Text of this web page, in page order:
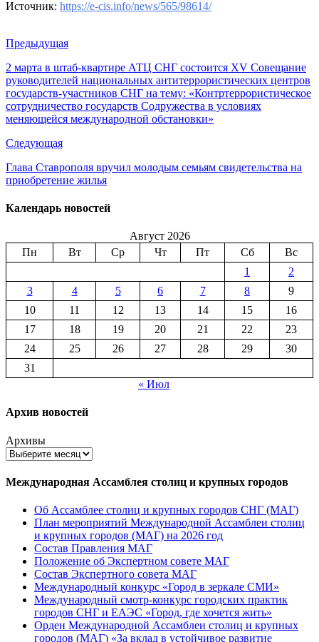
Источник: https://e-cis.info/news/565/98614/
Предыдущая
2 марта в штаб-квартире АТЦ СНГ состоится XV Совещание
руководителей национальных антитеррористических центров
государств-участников СНГ на тему: «Контртеррористическое
сотрудничество государств Содружества в условиях
меняющейся международной обстановки»
Следующая
Глава Ставрополя вручил молодым семьям свидетельства на
приобретение жилья
Календарь новостей
Август 2026
Пн
Вт Ср Чт Пт Сб
Вс
1
2
3
4 5 6 7 8
9
10
11 12 13 14 15
16
17
18 19 20 21 22
23
24
25 26 27 28 29
30
31
« Июл
Архив новостей
Архивы
Международная Ассамблея столиц и крупных городов
Об Ассамблее столиц и крупных городов СНГ (МАГ)
План мероприятий Международной Ассамблеи столиц
и крупных городов (МАГ) на 2026 год
Состав Правления МАГ
Положение об Экспертном совете МАГ
Состав Экспертного совета МАГ
Международный конкурс «Город в зеркале СМИ»
Международный смотр-конкурс городских практик
городов СНГ и ЕАЭС «Город, где хочется жить»
Орден Международной Ассамблеи столиц и крупных
городов (МАГ) «За вклад в устойчивое развитие